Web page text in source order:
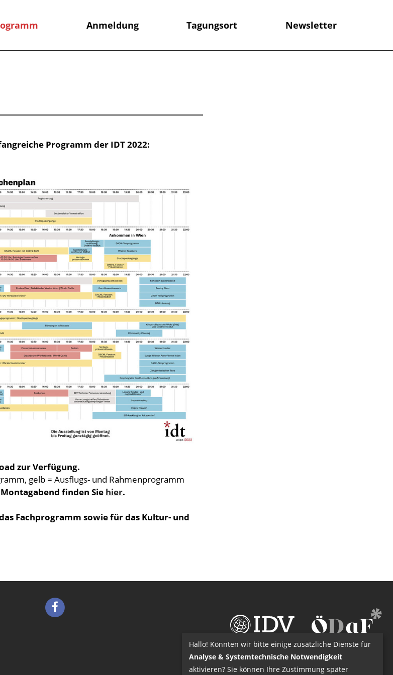
Anmeldung Tagungsort Newsletter
Programm der IDT 2022:
zur Verfügung.
gelb = Ausflugs- und Rahmenprogramm
finden Sie hier.
Fachprogramm sowie für das Kultur- und
Hallo! Könnten wir bitte einige zusätzliche Dienste für
Analyse & Systemtechnische Notwendigkeit
aktivieren? Sie können Ihre Zustimmung später